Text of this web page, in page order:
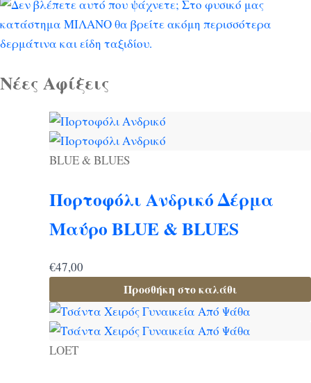
Νέες Αφίξεις
BLUE & BLUES
Πορτοφόλι Ανδρικό Δέρμα
Μαύρο BLUE & BLUES
€47,00
Προσθήκη στο καλάθι
LOET